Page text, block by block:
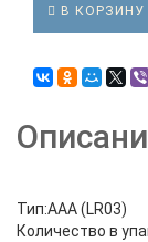
В КОРЗИНУ
Тип:AAA (LR03)
Количество в